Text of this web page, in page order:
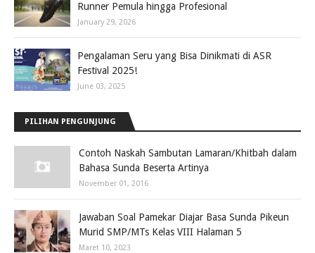
Runner Pemula hingga Profesional
January 29, 2026
Pengalaman Seru yang Bisa Dinikmati di ASR
Festival 2025!
June 03, 2025
PILIHAN PENGUNJUNG
Contoh Naskah Sambutan Lamaran/Khitbah dalam
Bahasa Sunda Beserta Artinya
November 01, 2016
Jawaban Soal Pamekar Diajar Basa Sunda Pikeun
Murid SMP/MTs Kelas VIII Halaman 5
Maret 10, 2023